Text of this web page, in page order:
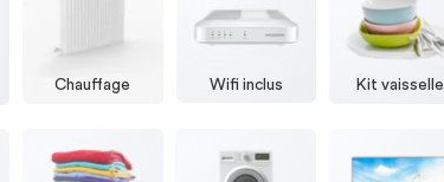
Chauffage Wifi inclus Kit vaisselle